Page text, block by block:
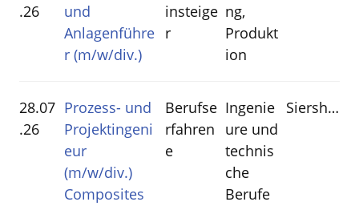
.26
und
Anlagenführe
r (m/w/div.)
insteige
r
ng,
Produkt
ion
28.07
.26
Prozess- und
Projektingeni
eur
(m/w/div.)
Composites
Berufse
rfahren
e
Ingenie
ure und
technis
che
Berufe
Siershahn